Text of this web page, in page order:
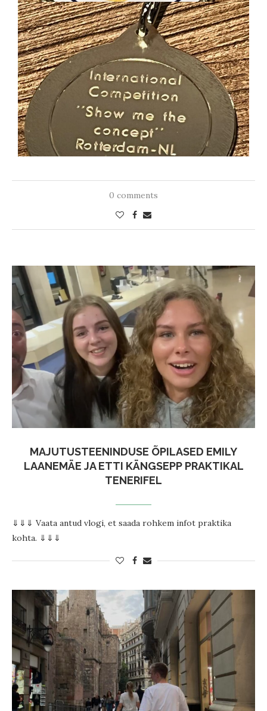
0 comments
MAJUTUSTEENINDUSE ÕPILASED EMILY
LAANEMÄE JA ETTI KÄNGSEPP PRAKTIKAL
TENERIFEL
⇓⇓⇓ Vaata antud vlogi, et saada rohkem infot praktika
kohta. ⇓⇓⇓